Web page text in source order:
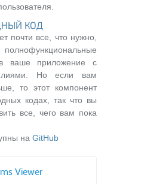
КОД
почти все, что нужно,
ваше приложение с
Но если вам
то этот компонент
кодах, так что вы
все, чего вам пока
на GitHub
Viewer